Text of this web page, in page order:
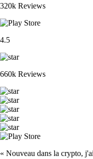
320k Reviews
4.5
660k Reviews
« Nouveau dans la crypto,